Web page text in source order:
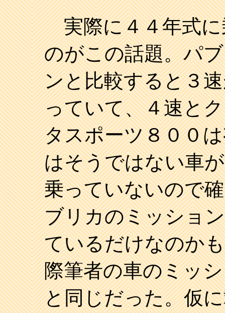
実際に４４年式に
のがこの話題。パ
ンと比較すると３
っていて、４速と
タスポーツ８００
はそうではない車
乗っていないので
ブリカのミッショ
ているだけなのか
際筆者の車のミッ
と同じだった。仮